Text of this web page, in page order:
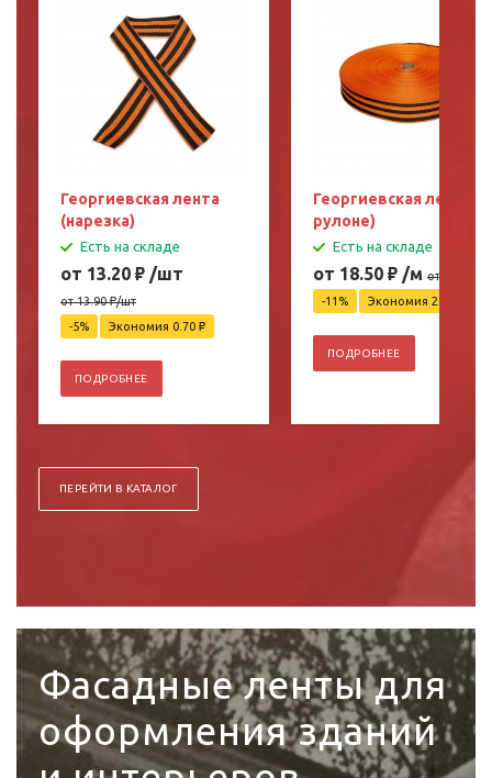
Георгиевская лента
(нарезка)
Есть на складе
от 13.20 ₽ /шт
от 13.90₽/шт
-5%
Экономия 0.70 ₽
ПОДРОБНЕЕ
Георгиевская лента (в
рулоне)
Есть на складе
от 18.50 ₽ /м от 20.90
-11%
Экономия 2.40
ПОДРОБНЕЕ
ПЕРЕЙТИ В КАТАЛОГ
Фасадные ленты для
оформления зданий